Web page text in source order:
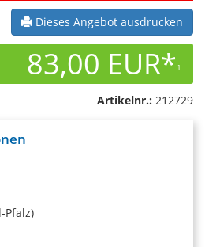
Dieses Angebot ausdrucken
83,00 EUR*1
Artikelnr.: 212729
Pfalz)